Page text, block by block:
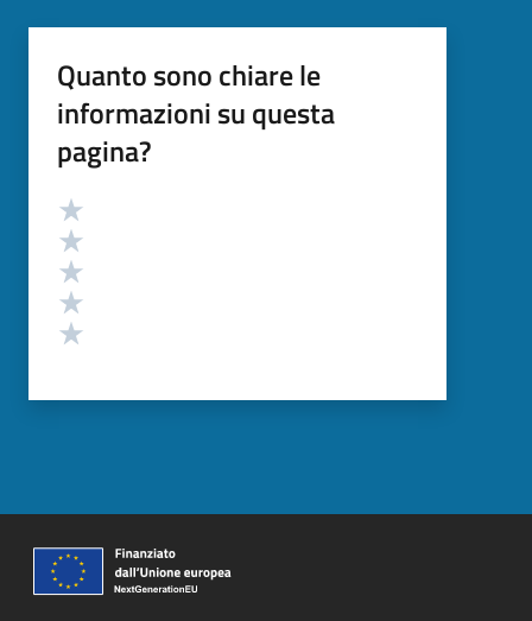
Quanto sono chiare le
informazioni su questa
pagina?
Valutazione